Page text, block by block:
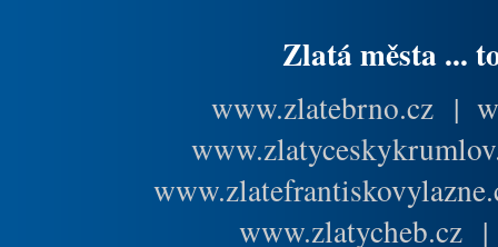
Zlatá města ...
www.zlatebrno.cz |
www.zlatycheb.cz